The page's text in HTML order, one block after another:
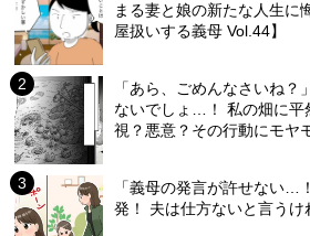
まる妻と娘の新たな人生に
屋扱いする義母 Vol.44】
「あら、ごめんなさいね
ないでしょ…！ 私の畑に
視？悪意？その行動にモヤ
「義母の発言が許せない…
発！ 夫は仕方ないと言うけ